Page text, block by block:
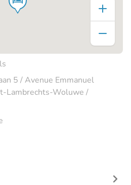
5 / Avenue Emmanuel
Lambrechts-Woluwe /